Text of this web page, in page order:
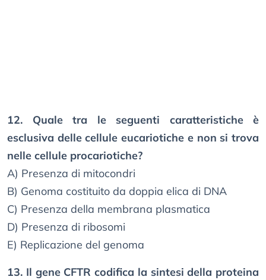
12. Quale tra le seguenti caratteristiche è
esclusiva delle cellule eucariotiche e non si trova
nelle cellule procariotiche?
A) Presenza di mitocondri
B) Genoma costituito da doppia elica di DNA
C) Presenza della membrana plasmatica
D) Presenza di ribosomi
E) Replicazione del genoma
13. Il gene CFTR codifica la sintesi della proteina